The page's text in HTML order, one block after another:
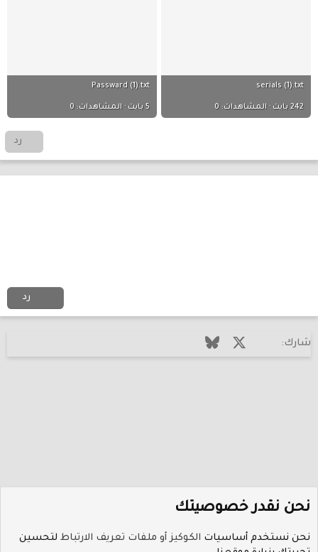
serials (1).txt
242 بايت · المشاهدات: 0
Passward (1).txt
5 بايت · المشاهدات: 0
رد
رد
شارك: فيسبوكX (Twitter)
Bluesky
نحن نقدر خصوصيتك
نحن نستخدم أساسيات الكوكيز أو ملفات تعريف الارتباط لتحسين